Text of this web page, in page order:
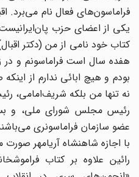
فراماسون‌های فعال نام می‌برد.
یکی از اعضای حزب پان‌ایرانیست
کتاب خود نامی از من (دکتر
هفده سال است فراماسونم و در
بودم و هیچ ابائی ندارم از
نه تنها من بلکه شریف‌امامی،
رئیس مجلس شورای ملی، و
عضو سازمان فراماسونری
با اجازه شاهنشاه آریامهر صورت
رائین علاوه بر کتاب